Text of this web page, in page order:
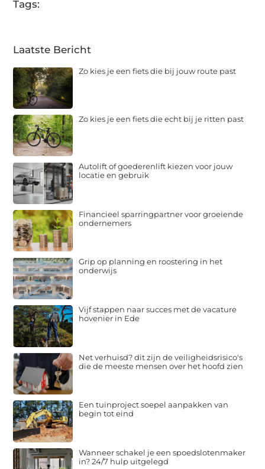
Tags:
Laatste Bericht
Zo kies je een fiets die bij jouw route past
Zo kies je een fiets die echt bij je ritten past
Autolift of goederenlift kiezen voor jouw
locatie en gebruik
Financieel sparringpartner voor groeiende
ondernemers
Grip op planning en roostering in het
onderwijs
Vijf stappen naar succes met de vacature
hovenier in Ede
Net verhuisd? dit zijn de veiligheidsrisico's
die de meeste mensen over het hoofd zien
Een tuinproject soepel aanpakken van
begin tot eind
Wanneer schakel je een spoedslotenmaker
in? 24/7 hulp uitgelegd